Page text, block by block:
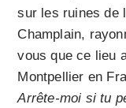
sur les ruines de
Champlain,
vous que ce lieu
Montpellier en
Arrête-moi si tu